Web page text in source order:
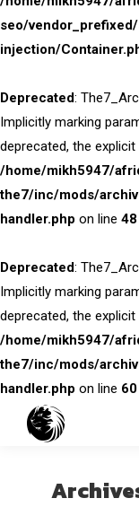
seo/
injection/
Deprecated:
Implicitly marking
deprecated, the
/home/mikh5947/
the7/inc/mods/
handler.php on line 48
Deprecated:
Implicitly marking
deprecated, the
/home/mikh5947/
the7/inc/mods/
handler.php on line 60